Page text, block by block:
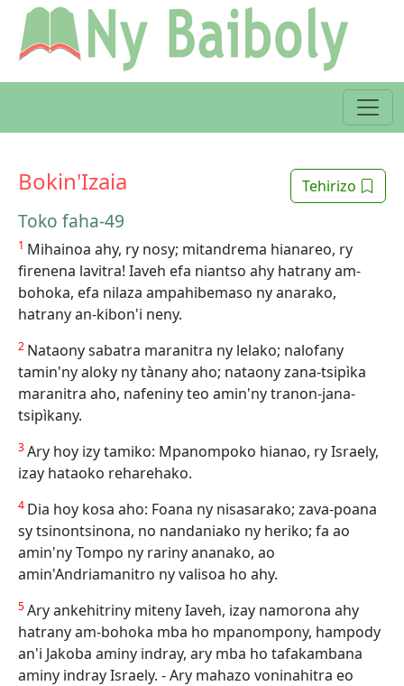
Tehirizo
Bokin'Izaia
Toko faha-49
1 Mihainoa ahy, ry nosy; mitandrema hianareo, ry
firenena lavitra! Iaveh efa niantso ahy hatrany am-
bohoka, efa nilaza ampahibemaso ny anarako,
hatrany an-kibon'i neny.
2 Nataony sabatra maranitra ny lelako; nalofany
tamin'ny aloky ny tànany aho; nataony zana-tsipìka
maranitra aho, nafeniny teo amin'ny tranon-jana-
tsipìkany.
3Ary hoy izy tamiko: Mpanompoko hianao, ry Israely,
izay hataoko reharehako.
4 Dia hoy kosa aho: Foana ny nisasarako; zava-poana
sy tsinontsinona, no nandaniako ny heriko; fa ao
amin'ny Tompo ny rariny ananako, ao
amin'Andriamanitro ny valisoa ho ahy.
5Ary ankehitriny miteny Iaveh, izay namorona ahy
hatrany am-bohoka mba ho mpanompony, hampody
an'i Jakoba aminy indray, ary mba ho tafakambana
aminy indray Israely. - Ary mahazo voninahitra eo